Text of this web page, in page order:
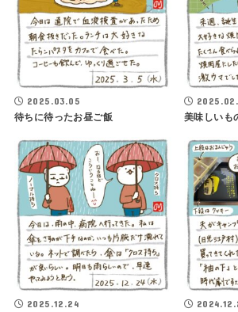
2025.03.05
待ちに待ったお昼ご飯
美味しいも
2025.12.24